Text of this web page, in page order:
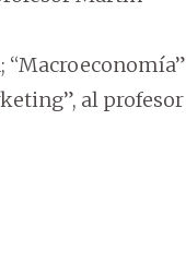
“Macroeconomía”
al profesor